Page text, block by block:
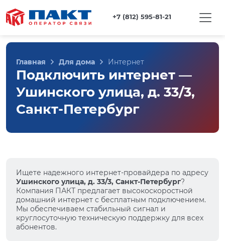
+7 (812) 595-81-21
Главная Для дома Интернет
Подключить интернет —
Ушинского улица, д. 33/3,
Санкт-Петербург
Ищете надежного интернет-провайдера по адресу
Ушинского улица, д. 33/3, Санкт-Петербург?
Компания ПАКТ предлагает высокоскоростной
домашний интернет с бесплатным подключением.
Мы обеспечиваем стабильный сигнал и
круглосуточную техническую поддержку для всех
абонентов.